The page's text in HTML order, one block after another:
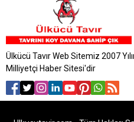
Ülkücü Tavır Web Sitemiz 2007
Milliyetçi Haber Sitesi'dir